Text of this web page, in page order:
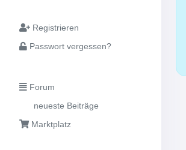
Registrieren
Passwort vergessen?
Forum
neueste Beiträge
Marktplatz